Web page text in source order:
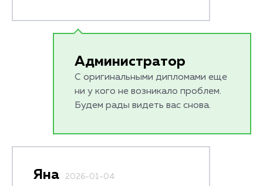
Администратор
С оригинальными дипломами еще
ни у кого не возникало проблем.
Будем рады видеть вас снова.
Яна 2026-01-04